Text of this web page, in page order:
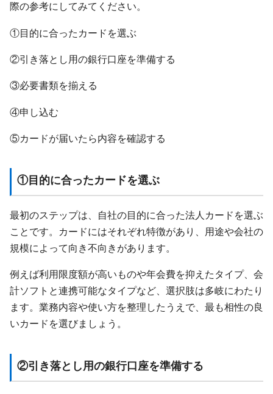
際の参考にしてみてください。
①目的に合ったカードを選ぶ
②引き落とし用の銀行口座を準備する
③必要書類を揃える
④申し込む
⑤カードが届いたら内容を確認する
①目的に合ったカードを選ぶ
最初のステップは、自社の目的に合った法人カードを選ぶ
ことです。カードにはそれぞれ特徴があり、用途や会社の
規模によって向き不向きがあります。
例えば利用限度額が高いものや年会費を抑えたタイプ、会
計ソフトと連携可能なタイプなど、選択肢は多岐にわたり
ます。業務内容や使い方を整理したうえで、最も相性の良
いカードを選びましょう。
②引き落とし用の銀行口座を準備する